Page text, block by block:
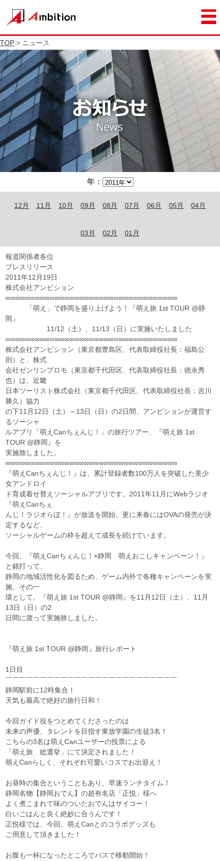
TOP > ニュース
年：
12月 11月 10月 09月 08月 07月 06月 05月 04月
03月 02月 01月
報道関係者各位
プレスリリース
2011年12月19日
株式会社アンビション
∞∞∞∞∞∞∞∞∞∞∞∞∞∞∞∞∞∞∞∞∞∞∞∞∞∞∞∞∞∞∞∞∞∞∞
「萌え」で静岡を盛り上げよう！『萌え旅 1st TOUR @静
岡』
11/12（土）、11/13（日）に実施いたしました
∞∞∞∞∞∞∞∞∞∞∞∞∞∞∞∞∞∞∞∞∞∞∞∞∞∞∞∞∞∞∞∞∞∞∞
株式会社アンビション（東京都豊島区、代表取締役社長：福島公
則）と、株式
会社ゼンリンプロモ（東京都千代田区、代表取締役社長：徳永秀
也）は、近畿
日本ツーリスト株式会社（東京都千代田区、代表取締役社長：吉川
勝久）協力
の下11月12日（土）～13日（日）の2日間、アンビションが運営す
るソーシャ
ルアプリ「萌えCanちぇんじ！」の旅行ツアー、『萌え旅 1st
TOUR @静岡』を
実施致しました。
∞∞∞∞∞∞∞∞∞∞∞∞∞∞∞∞∞∞∞∞∞∞∞∞∞∞∞∞∞∞∞∞∞∞∞
『萌えCanちぇんじ！』は、累計登録者数100万人を突破した美少
女アンドロイ
ド育成着せ替えソーシャルアプリです。2011年11月にWebラジオ
『萌えCanちぇ
んじ！ラジオらぼ！』が放送を開始、更に来春にはOVAの発売が決
定するなど、
ソーシャルゲームの枠を超えて成長を続けています。
今回、『萌えCanちぇんじ！×静岡 萌えおこしキャンペーン！』
と銘打って、
静岡の地域活性化を図るため、ゲーム内外で各種キャンペーンを実
施、その一
環として、『萌え旅 1st TOUR @静岡』を11月12日（土）、11月
13日（日）の2
日間に渡って実施致しました。
『萌え旅 1st TOUR @静岡』旅行レポート
1日目
￣￣￣￣￣￣￣￣￣￣￣￣￣￣￣￣￣￣￣￣￣￣￣￣￣
静岡駅前に12時集合！
天気も最高で絶好の旅行日和！
今回ガイド役をつとめてくださったのは
未来の声優、タレントを目指す東放学園の生徒3名！
こちらの3名は萌えCanユーザーの投票による
「萌え旅 総選挙」にて決定されました！
萌えCanらしく、それぞれ可愛いコスでお出迎え！
お昼時の集合ということもあり、早速ランチタイム！
静岡名物【静岡おでん】の超有名店「正悦」様へ
よく煮こまれて味のついたおでんはサイコー！
白いごはんと良く絶妙に合うんです！
正悦様では、今回、萌えCanとのコラボグッズも
ご用意して頂きました！
お腹も一杯になったところでバスで移動開始！